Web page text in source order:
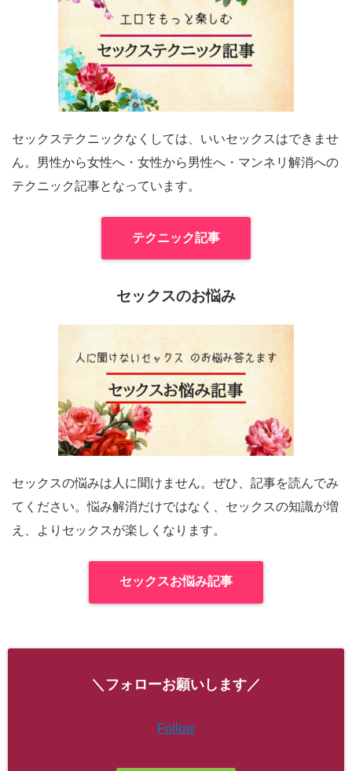
セックステクニックなくしては、いいセックスはできませ
ん。男性から女性へ・女性から男性へ・マンネリ解消への
テクニック記事となっています。
テクニック記事
セックスのお悩み
セックスの悩みは人に聞けません。ぜひ、記事を読んでみ
てください。悩み解消だけではなく、セックスの知識が増
え、よりセックスが楽しくなります。
セックスお悩み記事
＼フォローお願いします／
Follow